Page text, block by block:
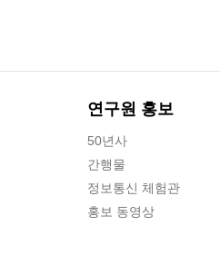
연구원 홍보
50년사
간행물
정보통신 체험관
홍보 동영상